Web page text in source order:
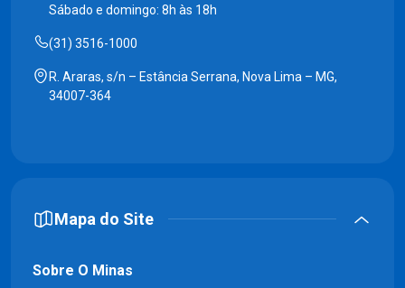
Sábado e domingo: 8h às 18h
(31) 3516-1000
R. Araras, s/n – Estância Serrana, Nova Lima – MG,
34007-364
Mapa do Site
Sobre O Minas